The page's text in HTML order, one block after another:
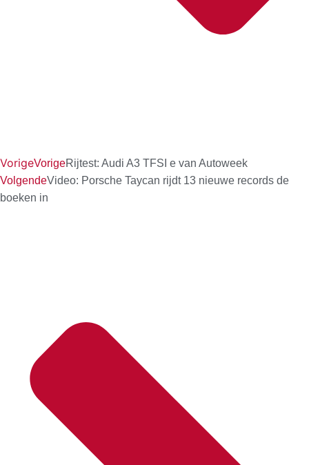
VorigeVorigeRijtest: Audi A3 TFSI e van Autoweek
VolgendeVideo: Porsche Taycan rijdt 13 nieuwe records de
boeken in